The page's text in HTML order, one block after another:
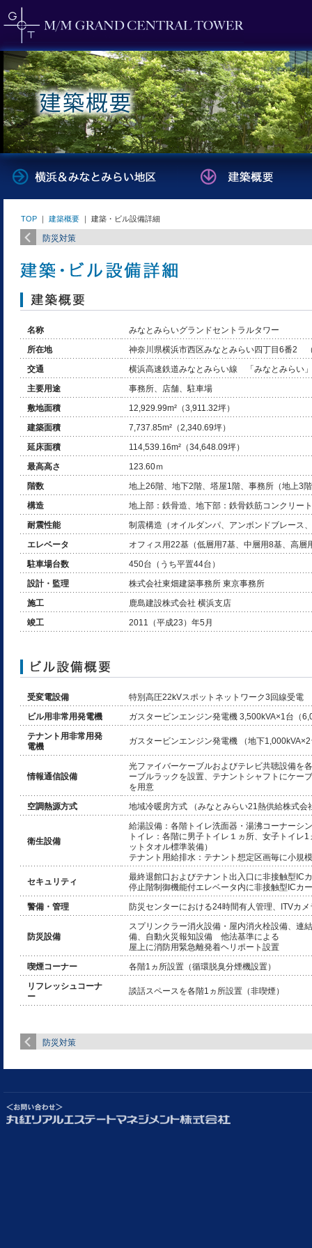
TOP ｜ 建築概要 ｜ 建築・ビル設備詳細
防災対策
名称
みなとみらいグランドセントラルタワー
所在地
神奈川県横浜市西区みなとみらい四丁目6番2
交通
横浜高速鉄道みなとみらい線 「みなとみらい
主要用途
事務所、店舗、駐車場
敷地面積
12,929.99m²（3,911.32坪）
建築面積
7,737.85m²（2,340.69坪）
延床面積
114,539.16m²（34,648.09坪）
最高高さ
123.60ｍ
階数
地上26階、地下2階、塔屋1階、事務所（地上3
構造
地上部：鉄骨造、地下部：鉄骨鉄筋コンクリー
耐震性能
制震構造（オイルダンパ、アンボンドブレース
エレベータ
オフィス用22基（低層用7基、中層用8基、高
駐車場台数
450台（うち平置44台）
設計・監理
株式会社東畑建築事務所 東京事務所
施工
鹿島建設株式会社 横浜支店
竣工
2011（平成23）年5月
受変電設備
特別高圧22kVスポットネットワーク3回線受電
ビル用非常用発電機
ガスタービンエンジン発電機 3,500kVA×1台（
テナント用非常用発
電機
ガスタービンエンジン発電機 （地下
情報通信設備
光ファイバーケーブルおよびテレビ共聴設備を
ーブルラックを設置、テナントシャフトにケー
を用意
空調熱源方式
地域冷暖房方式 （みなとみらい21熱供給株式会
衛生設備
給湯設備：各階トイレ洗面器・湯沸コーナーシ
トイレ：各階に男子トイレ１ヵ所、女子トイレ
ットタオル標準装備）
テナント用給排水：テナント想定区画毎に小規
セキュリティ
最終退館口およびテナント出入口に非接触型IC
停止階制御機能付エレベータ内に非接触型ICカ
警備・管理
防災センターにおける24時間有人管理、ITVカ
防災設備
スプリンクラー消火設備・屋内消火栓設備、連
備、自動火災報知設備 他法基準による
屋上に消防用緊急離発着ヘリポート設置
喫煙コーナー
各階1ヵ所設置（循環脱臭分煙機設置）
リフレッシュコーナ
ー
談話スペースを各階1ヵ所設置（非喫煙）
防災対策